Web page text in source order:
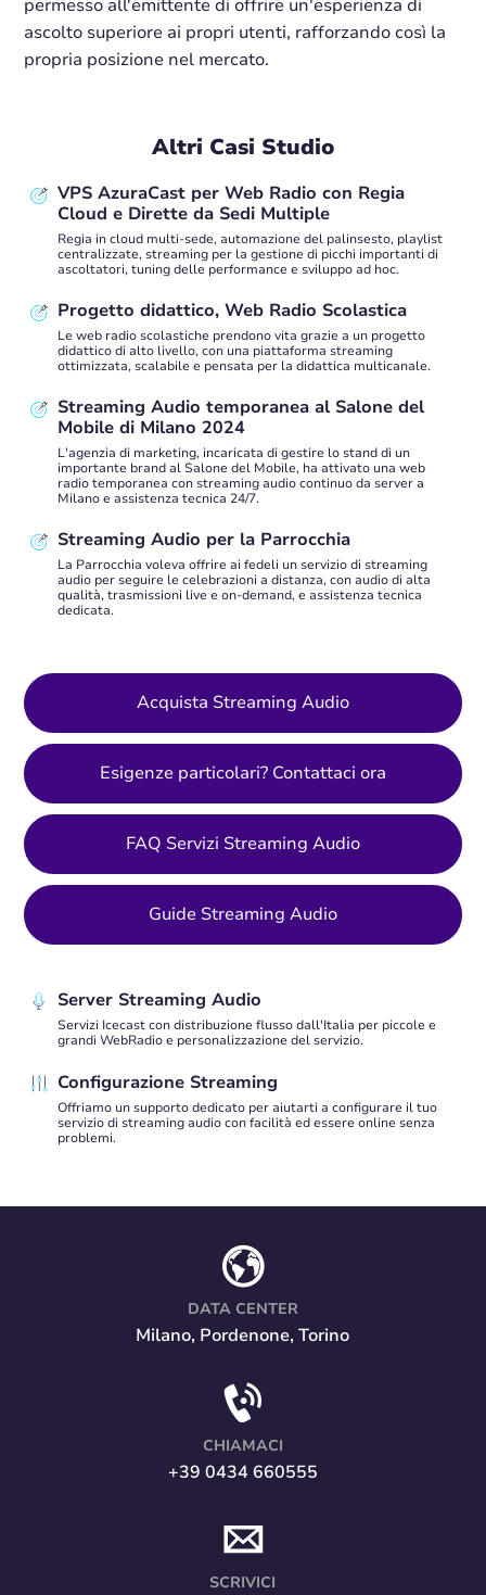
permesso all'emittente di offrire un'esperienza di
ascolto superiore ai propri utenti, rafforzando così la
propria posizione nel mercato.
Altri Casi Studio
VPS AzuraCast per Web Radio con Regia
Cloud e Dirette da Sedi Multiple
Regia in cloud multi-sede, automazione del palinsesto, playlist
centralizzate, streaming per la gestione di picchi importanti di
ascoltatori, tuning delle performance e sviluppo ad hoc.
Progetto didattico, Web Radio Scolastica
Le web radio scolastiche prendono vita grazie a un progetto
didattico di alto livello, con una piattaforma streaming
ottimizzata, scalabile e pensata per la didattica multicanale.
Streaming Audio temporanea al Salone del
Mobile di Milano 2024
L'agenzia di marketing, incaricata di gestire lo stand di un
importante brand al Salone del Mobile, ha attivato una web
radio temporanea con streaming audio continuo da server a
Milano e assistenza tecnica 24/7.
Streaming Audio per la Parrocchia
La Parrocchia voleva offrire ai fedeli un servizio di streaming
audio per seguire le celebrazioni a distanza, con audio di alta
qualità, trasmissioni live e on-demand, e assistenza tecnica
dedicata.
Acquista Streaming Audio
Esigenze particolari? Contattaci ora
FAQ Servizi Streaming Audio
Guide Streaming Audio
Server Streaming Audio
Servizi Icecast con distribuzione flusso dall'Italia per piccole e
grandi WebRadio e personalizzazione del servizio.
Configurazione Streaming
Offriamo un supporto dedicato per aiutarti a configurare il tuo
servizio di streaming audio con facilità ed essere online senza
problemi.
DATA CENTER
Milano, Pordenone, Torino
CHIAMACI
+39 0434 660555
SCRIVICI